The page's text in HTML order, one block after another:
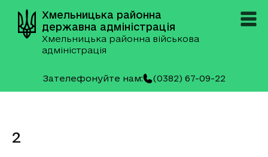
Хмельницька районна
державна адміністрація
Хмельницька районна військова
адміністрація
Зателефонуйте нам: (0382) 67-09-22
2